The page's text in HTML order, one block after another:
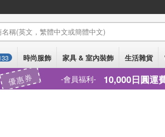
名稱(英文，繁體中文或簡體中文)
時尚服飾 家具 & 室內裝飾 生活雜貨
優惠券 會員福利 10,000日圓運